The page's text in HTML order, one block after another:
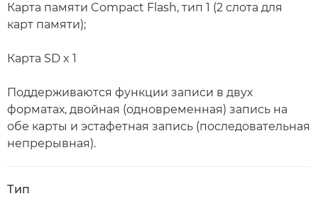
Карта памяти Compact Flash, тип 1 (2 слота для
карт памяти);
Карта SD x 1
Поддерживаются функции записи в двух
форматах, двойная (одновременная) запись на
обе карты и эстафетная запись (последовательная
непрерывная).
Тип